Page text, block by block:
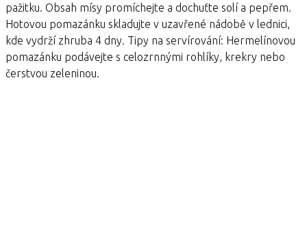
pažitku. Obsah mísy promíchejte a dochuťte solí a pepřem.
Hotovou pomazánku skladujte v uzavřené nádobě v lednici,
kde vydrží zhruba 4 dny. Tipy na servírování: Hermelínovou
pomazánku podávejte s celozrnnými rohlíky, krekry nebo
čerstvou zeleninou.